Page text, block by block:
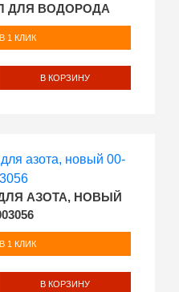
ДЛЯ ВОДОРОДА
1 КЛИК
В КОРЗИНУ
АЗОТА, НОВЫЙ
1 КЛИК
В КОРЗИНУ